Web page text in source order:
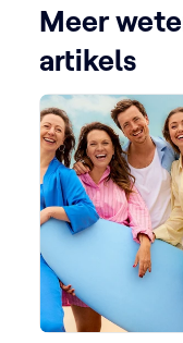
Meer
artikels